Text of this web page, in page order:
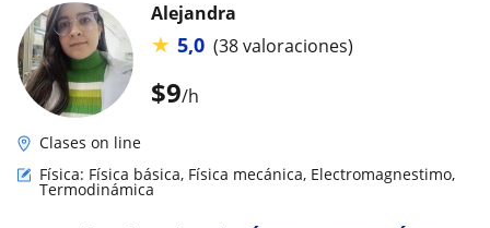
$9/h
Alejandra
★ 5,0 (38 valoraciones)
Clases on line
Física: Física básica, Física mecánica, Electromagnestimo,
Termodinámica